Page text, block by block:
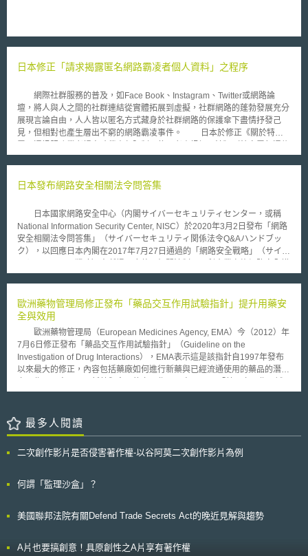
日本修正「請求揭露匿名網路霸凌者個人資料」之程序
網際社群服務的普及，如Face Book、Instagram、Twitter或網路論
壇，將人與人之間的社群連結從實體拓展到虛擬，社群網路的蓬勃發展充分
展現言論自由，人人皆以匿名方式藏身於社群網路的保護傘下盡情抒發己
見，但相對也產生層出不窮的網路霸凌事件。 日本於修正《關於特定
役務提供者の損害賠償責任の制限及び発信者情報の開示に関する法律）
社群網路服務業者及網路服務供應業者聲請禁止刪除資料假處分，被害人承
事件，日本國會已於2021年4月21日表決通過修正《關於特定電子通訊服務
業者損害賠償責任限制及使用者資訊揭示法》，將「請求揭露匿名網路霸凌
者個人資料」由原本的假處分及通常訴訟程序修正為非訟程序，被害人僅須
向法院提出聲請狀，如法院判斷該聲請可特定網路服務供應業者，被害人即
幅推進被害人程序利益之保障。
日本發布網路安全相關法令問答集
日本國家網路安全中心（内閣サイバーセキュリティセンター，或稱
National Information Security Center, NISC）於2020年3月2日發布「網路
安全相關法令問答集」（サイバーセキュリティ関係法令Q&Aハンドブッ
ク），以回應日本內閣在2017年7月27日通過的「網路安全戰略」（サイバ
施與對策之決定。因此，內閣網路安全戰略本部（サイバーセキュリティ戦
会）於同年10月10日成立工作小組，針對網路安全相關法令進行推動與調
查工作。 本問答集內容涉及13項法律議題，包括議題如下： 說明網路
公司法為核心，從經營體制觀點說明董事義務，例如建立內部控制機制，以
確保系統審核與資料揭露之適當性； 以個人資料保護法為核心，例如說明
個人資料的安全管理措施； 以公平交易法（不正競争防止法）為核心，說
明在營業秘密的保護範圍內，利用提供特定資料與技術手段，來實施迴避行
題； 網路安全相關證照制度，例如資訊處理安全確保支援人員； 說明其他
網路安全議題，例如逆向工程、加密、訊息共享等； 說明發生網路安全相
關事故之因應措施，例如數位鑑識； 說明當網路安全糾紛有涉民事訴訟時
（General Data Protection Regulation, GDPR）與資料在地化（Data
展全球化，相關法規也日益增加，惟網路安全相關法規，在原無網路安全概
念與相關法制的日本法上，卻鮮少有較為系統化的概括性彙編與解釋文件。
查研究，並將調查結果—「網路安全法律調查結果」（サイバーセキュリテ
歐洲藥物管理局修正發布「藥品交互作用試驗指針」提升用藥安
全與效用
歐洲藥物管理局（European Medicines Agency, EMA）今（2012）年
7月6日修正發布「藥品交互作用試驗指針」（Guideline on the
Investigation of Drug Interactions），EMA表示這是該指針自1997年發布
以來最大的修正，內容包括藥廠如何進行新藥與已經流通使用的藥品的潛在
驗指針」內容包括用藥建議方案，其乃基於臨床相關交互作用以及調整用藥
方案也包括在內。 EMA表示，新的修正內容使「藥品交互作用試驗指
針」與藥品交互作用研究科學之發展現況趨於一致，例如現已能透過少數的
素觸發技術（enzyme induction）與藥物載體（drug-transporter）間的交
要，許多病人，尤其是年長者經常需要同時服用多種藥物，因多種藥物交互
內容將於2013年1月1日生效，全文共計七部分，主要重點在第五部分的藥
即藥品的吸收、分布、代謝、移轉到人體試驗設計、草藥與特殊食品產品、
最多人閱讀
二次創作影片是否侵害著作權-以谷阿莫二次創作影片為例
何謂「監理沙盒」？
美國聯邦法院有關Defend Trade Secrets Act的晚近見解與趨勢
A片也要搞創意！具原創性之A片享有著作權